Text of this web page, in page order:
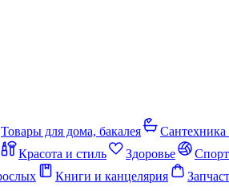
Товары для дома, бакалея
Красота и стиль Здоровье Спорт
Книги и канцелярия